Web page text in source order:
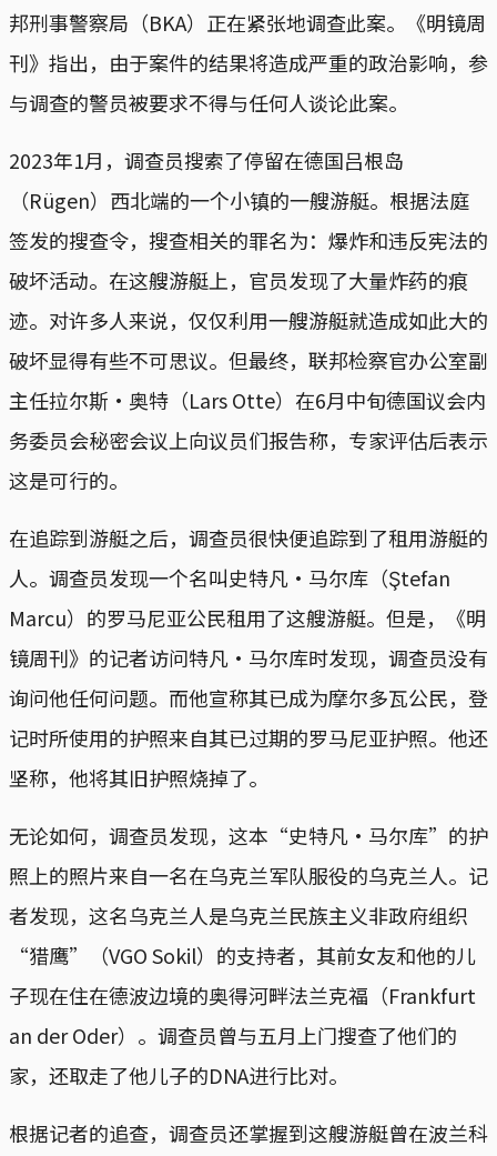
邦刑事警察局（BKA）正在紧张地调查此案。《明镜周
刊》指出，由于案件的结果将造成严重的政治影响，参
与调查的警员被要求不得与任何人谈论此案。
2023年1月，调查员搜索了停留在德国吕根岛
（Rügen）西北端的一个小镇的一艘游艇。根据法庭
签发的搜查令，搜查相关的罪名为：爆炸和违反宪法的
破坏活动。在这艘游艇上，官员发现了大量炸药的痕
迹。对许多人来说，仅仅利用一艘游艇就造成如此大的
破坏显得有些不可思议。但最终，联邦检察官办公室副
主任拉尔斯·奥特（Lars Otte）在6月中旬德国议会内
务委员会秘密会议上向议员们报告称，专家评估后表示
这是可行的。
在追踪到游艇之后，调查员很快便追踪到了租用游艇的
人。调查员发现一个名叫史特凡·马尔库（Ştefan
Marcu）的罗马尼亚公民租用了这艘游艇。但是，《明
镜周刊》的记者访问特凡·马尔库时发现，调查员没有
询问他任何问题。而他宣称其已成为摩尔多瓦公民，登
记时所使用的护照来自其已过期的罗马尼亚护照。他还
坚称，他将其旧护照烧掉了。
无论如何，调查员发现，这本“史特凡·马尔库”的护
照上的照片来自一名在乌克兰军队服役的乌克兰人。记
者发现，这名乌克兰人是乌克兰民族主义非政府组织
“猎鹰”（VGO Sokil）的支持者，其前女友和他的儿
子现在住在德波边境的奥得河畔法兰克福（Frankfurt
an der Oder）。调查员曾与五月上门搜查了他们的
家，还取走了他儿子的DNA进行比对。
根据记者的追查，调查员还掌握到这艘游艇曾在波兰科